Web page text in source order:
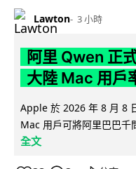
Lawton 3 小時
阿里 Qwen 正
大陸 Mac 用戶
Apple 於 2026 年 8 月 8
Mac 用戶可將阿里巴巴
全文